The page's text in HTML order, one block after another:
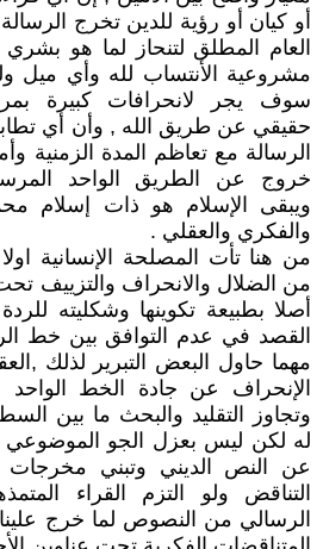
أو كيان أو رؤية للدين تخرج
العام المطلق لتنحاز لما هو
مشروعية الأنتساب لله وأي ميل
سوف يجر لانحرافات كبيرة
حقيقي عن طريق الله , وأن أي
الرسالة مع تعاظم المدة الزمنية
خروج عن الطريق الواحد
ويبقى الإسلام هو ذات إسلام
والفكري والعقلي .
من هنا تأت المصلحة الإنسانية
من الضلال والانحراف والتزييف
أصلا بطبيعة تكوينها وشكليته
القصد في عدم التوافق بين خط
مهما حاول البعض التبرير لذلك
الإنحراف عن جادة الخط الواحد
وتجاوز التقليد والبحث ما بين
له لكن ليس بعزل الجو الموضوعي
عن النص الديني وتبني مخرجات
التناقض ولو التزم القراء
الرسالي من النصوص لما خرج